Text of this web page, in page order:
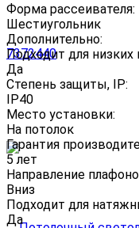
Форма рассеивателя:
Шестиугольник
Дополнительно:
Подходит для низких
Да
Степень защиты, IP:
IP40
Место установки:
На потолок
Гарантия
5 лет
Направление
Вниз
Подходит для
Да